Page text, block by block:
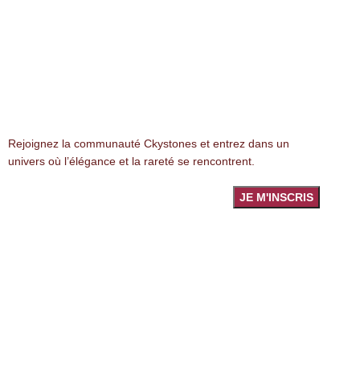
Rejoignez la communauté Ckystones et entrez dans un
univers où l’élégance et la rareté se rencontrent.